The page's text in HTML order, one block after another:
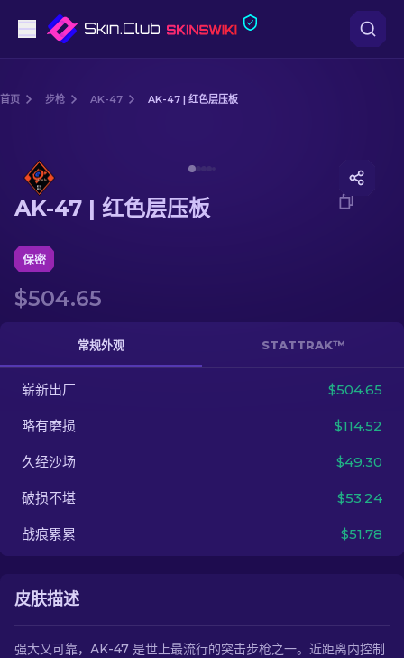
狙击步枪
手套
武器箱
其他
首页 步枪 AK-47 AK-47 | 红色层压板
AK-47 | 红色层压板
保密
$504.65
常规外观 STATTRAK™
崭新出厂 $504.65
略有磨损 $114.52
久经沙场 $49.30
破损不堪 $53.24
战痕累累 $51.78
皮肤描述
强大又可靠，AK-47 是世上最流行的突击步枪之一。近距离内控制